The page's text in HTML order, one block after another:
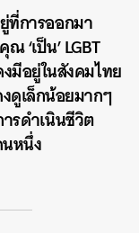
ที่การออกมา
‘เป็น’ LGBT
มีอยู่ในสังคมไทย
ดูเล็กน้อยมากๆ
รดำเนินชีวิต
หนึ่ง